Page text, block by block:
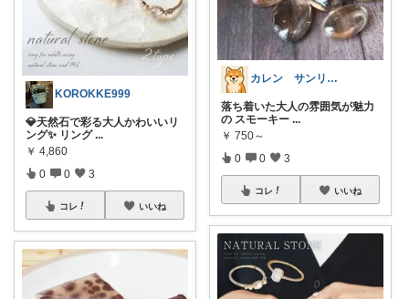
KOROKKE999
💎天然石で彩る大人かわいいリ
ング✨ リング ...
￥ 4,860
0 0 3
コレ いいね
カレン サンリオとディズニーが大好き
落ち着いた大人の雰囲気が魅力
の スモーキー ...
￥ 750～
0 0 3
コレ いいね